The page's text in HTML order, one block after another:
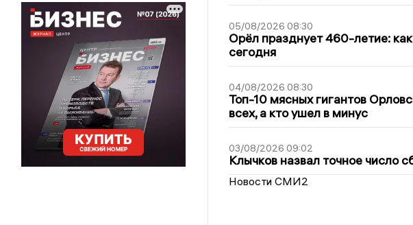
05/08/2026 08:30
Орёл празднует 460-летие:
сегодня
04/08/2026 08:30
Топ-10 мясных гигантов
всех, а кто ушел в минус
03/08/2026 09:02
Клычков назвал точное число
Новости СМИ2